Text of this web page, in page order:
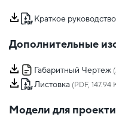
Краткое
Дополнительные
Габаритный Чертеж
Листовка (PDF, 147.94
Модели для